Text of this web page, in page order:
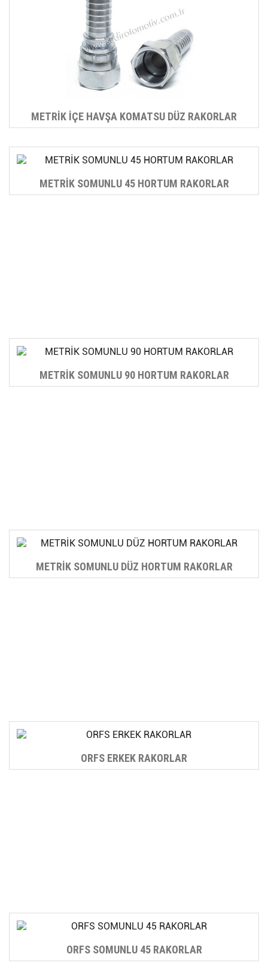
METRİK İÇE HAVŞA KOMATSU DÜZ RAKORLAR
METRİK SOMUNLU 45 HORTUM RAKORLAR
METRİK SOMUNLU 90 HORTUM RAKORLAR
METRİK SOMUNLU DÜZ HORTUM RAKORLAR
ORFS ERKEK RAKORLAR
ORFS SOMUNLU 45 RAKORLAR